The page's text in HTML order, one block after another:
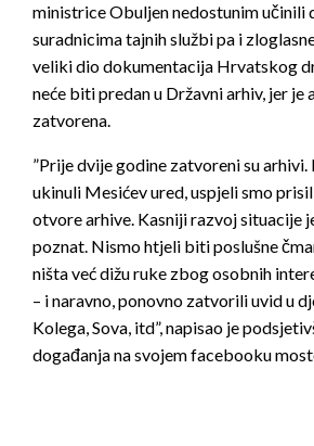
ministrice Obuljen nedostunim učinili
suradnicima tajnih službi pa i
veliki dio dokumentacija Hrvatskog
neće biti predan u Državni arhiv, jer je
zatvorena.
”Prije dvije godine zatvoreni su
ukinuli Mesićev ured, uspjeli smo
otvore arhive. Kasniji razvoj situacije
poznat. Nismo htjeli biti poslušne
ništa već dižu ruke zbog osobnih
– i naravno, ponovno zatvorili uvid u
Kolega, Sova, itd”, napisao je
događanja na svojem facebooku